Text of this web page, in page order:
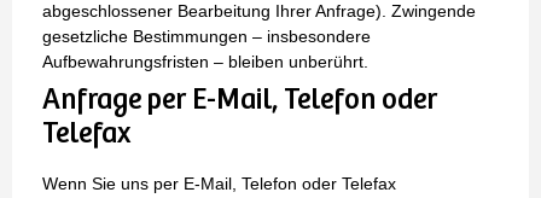
abgeschlossener Bearbeitung Ihrer Anfrage). Zwingende
gesetzliche Bestimmungen – insbesondere
Aufbewahrungsfristen – bleiben unberührt.
Anfrage per E-Mail, Telefon oder
Telefax
Wenn Sie uns per E-Mail, Telefon oder Telefax